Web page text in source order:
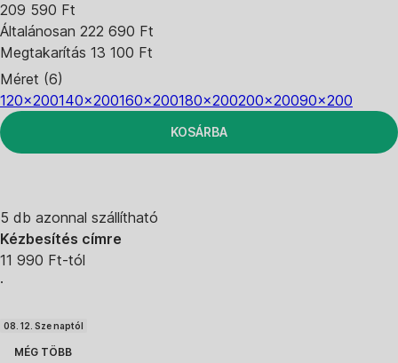
209 590 Ft
Általánosan 222 690 Ft
Megtakarítás 13 100 Ft
Méret (6)
120x200140x200160x200180x200200x20090x200
KOSÁRBA
5 db azonnal szállítható
Kézbesítés címre
11 990 Ft-tól
·
08. 12. Sze naptól
MÉG TÖBB